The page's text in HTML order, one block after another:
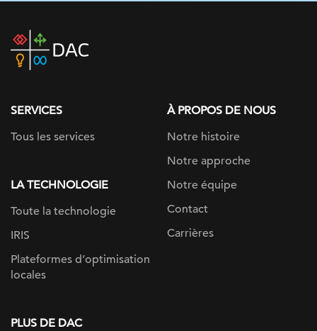
DAC
home
SERVICES
Tous les services
LA TECHNOLOGIE
Toute la technologie
IRIS
Plateformes d’optimisation
locales
À PROPOS DE NOUS
Notre histoire
Notre approche
Notre équipe
Contact
Carrières
PLUS DE DAC